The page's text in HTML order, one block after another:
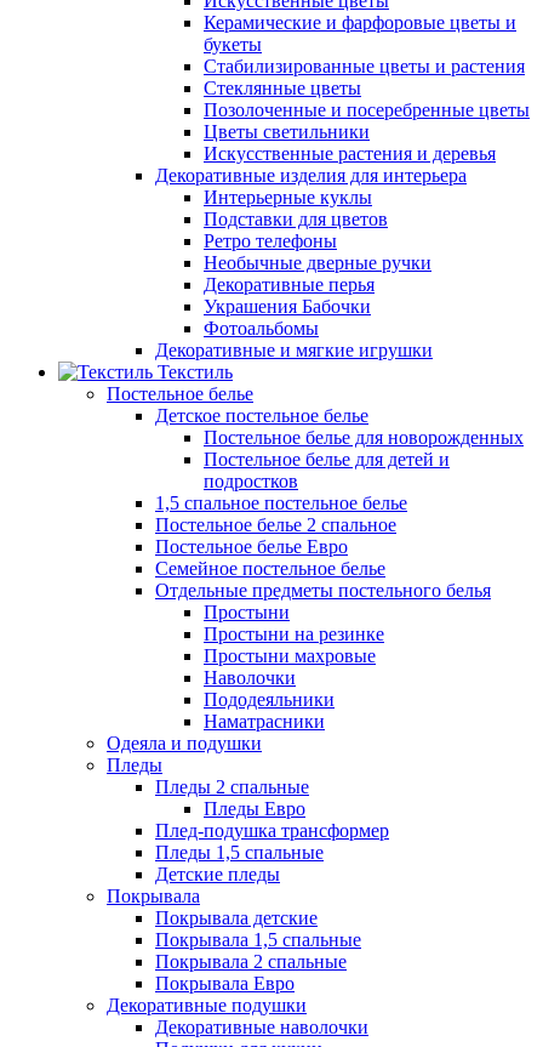
Керамические и фарфоровые цветы и
букеты
Стабилизированные цветы и растения
Стеклянные цветы
Позолоченные и посеребренные цветы
Цветы светильники
Искусственные растения и деревья
Декоративные изделия для интерьера
Интерьерные куклы
Подставки для цветов
Ретро телефоны
Необычные дверные ручки
Декоративные перья
Украшения Бабочки
Фотоальбомы
Декоративные и мягкие игрушки
Текстиль
Постельное белье
Детское постельное белье
Постельное белье для новорожденных
Постельное белье для детей и
подростков
1,5 спальное постельное белье
Постельное белье 2 спальное
Постельное белье Евро
Семейное постельное белье
Отдельные предметы постельного белья
Простыни
Простыни на резинке
Простыни махровые
Наволочки
Пододеяльники
Наматрасники
Одеяла и подушки
Пледы
Пледы 2 спальные
Пледы Евро
Плед-подушка трансформер
Пледы 1,5 спальные
Детские пледы
Покрывала
Покрывала детские
Покрывала 1,5 спальные
Покрывала 2 спальные
Покрывала Евро
Декоративные подушки
Декоративные наволочки